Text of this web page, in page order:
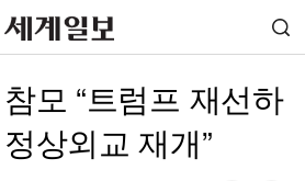
모 “트럼프 재선하
상외교 재개”